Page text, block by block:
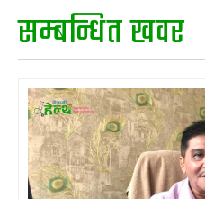
सम्बन्धित खवर